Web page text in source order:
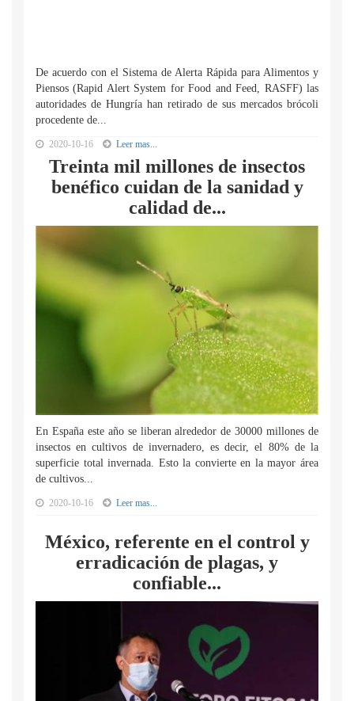
De acuerdo con el Sistema de Alerta Rápida para Alimentos y
Piensos (Rapid Alert System for Food and Feed, RASFF) las
autoridades de Hungría han retirado de sus mercados brócoli
procedente de...
2020-10-16 Leer mas...
Treinta mil millones de insectos
benéfico cuidan de la sanidad y
calidad de...
En España este año se liberan alrededor de 30000 millones de
insectos en cultivos de invernadero, es decir, el 80% de la
superficie total invernada. Esto la convierte en la mayor área
de cultivos...
2020-10-16 Leer mas...
México, referente en el control y
erradicación de plagas, y
confiable...